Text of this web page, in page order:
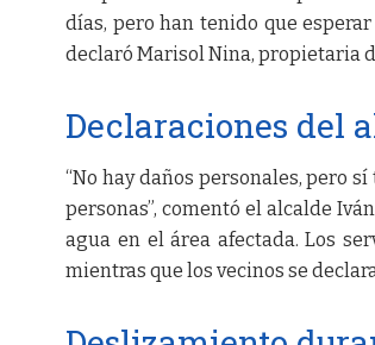
días, pero han tenido que
declaró Marisol Nina, propietaria
Declaraciones del
“No hay daños personales, pero
personas”, comentó el alcalde
agua en el área afectada. Los
mientras que los vecinos se